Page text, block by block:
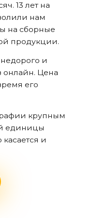
13 лет на
нам
на сборные
продукции.
недорого и
онлайн. Цена
его
крупным
единицы
и